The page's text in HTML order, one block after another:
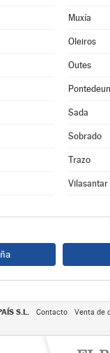
Muxía
Oleiros
Outes
Sada
Sobrado
Trazo
Vilasantar
S.L. Contacto Venta de